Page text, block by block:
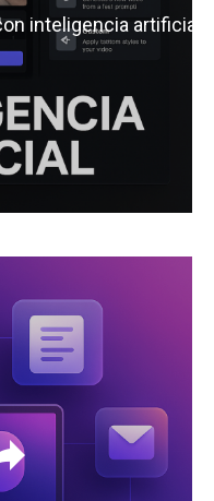
inteligencia artificial